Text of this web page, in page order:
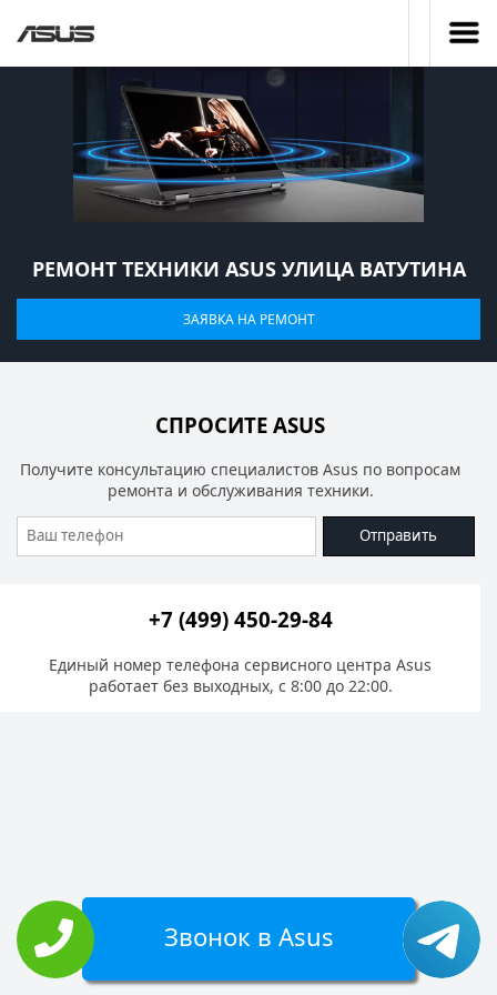
РЕМОНТ ТЕХНИКИ ASUS УЛИЦА ВАТУТИНА
ЗАЯВКА НА РЕМОНТ
СПРОСИТЕ ASUS
Получите консультацию специалистов Asus по вопросам
ремонта и обслуживания техники.
Отправить
+7 (499) 450-29-84
Единый номер телефона сервисного центра Asus
работает без выходных, с 8:00 до 22:00.
Звонок в Asus